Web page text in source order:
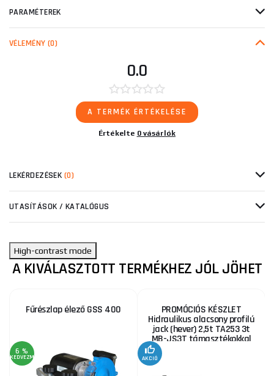
PARAMÉTEREK
VÉLEMÉNY (0)
0.0
A TERMÉK ÉRTÉKELÉSE
Értékelte 0 vásárlók
LEKÉRDEZÉSEK (0)
UTASÍTÁSOK / KATALÓGUS
High-contrast mode
A KIVÁLASZTOTT TERMÉKHEZ JÓL JÖHET
Fűrészlap élező GSS 400
6 %
KEDVEZMÉNY
PROMÓCIÓS KÉSZLET
Hidraulikus alacsony profilú
jack (hever) 2,5t TA253 3t
MB-JS3T támasztékokkal
AKCIÓ